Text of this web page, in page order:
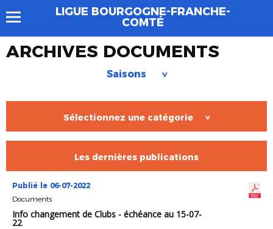
LIGUE BOURGOGNE-FRANCHE-
COMTÉ
ARCHIVES DOCUMENTS
Saisons >
Sélectionnez une catégorie >
Les dernières publications
Publié le 06-07-2022
Documents
Info changement de Clubs - échéance au 15-07-
22